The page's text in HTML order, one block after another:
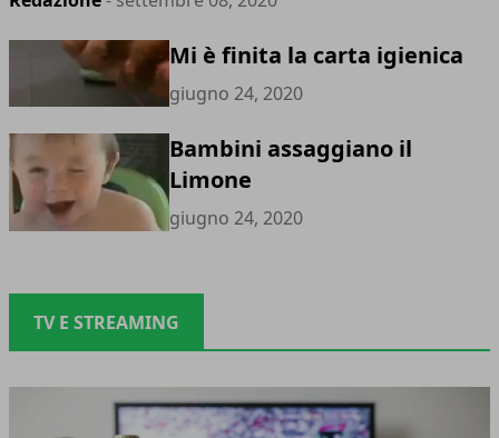
Mi è finita la carta igienica
giugno 24, 2020
Bambini assaggiano il
Limone
giugno 24, 2020
TV E STREAMING